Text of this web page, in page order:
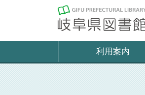
利用案内